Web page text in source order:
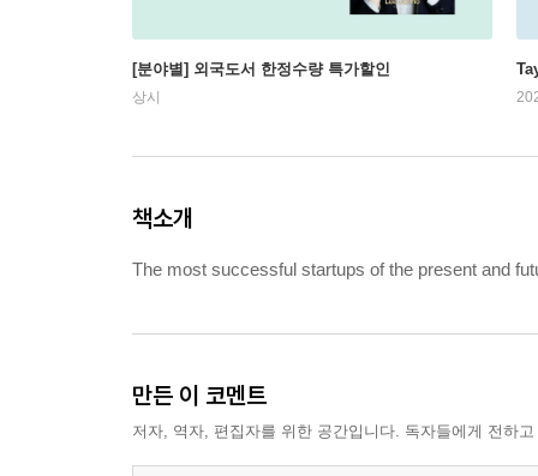
[분야별] 외국도서 한정수량 특가할인
상시
책소개
The most successful startups of the present and
만든 이 코멘트
저자, 역자, 편집자를 위한 공간입니다. 독자들에게 전하